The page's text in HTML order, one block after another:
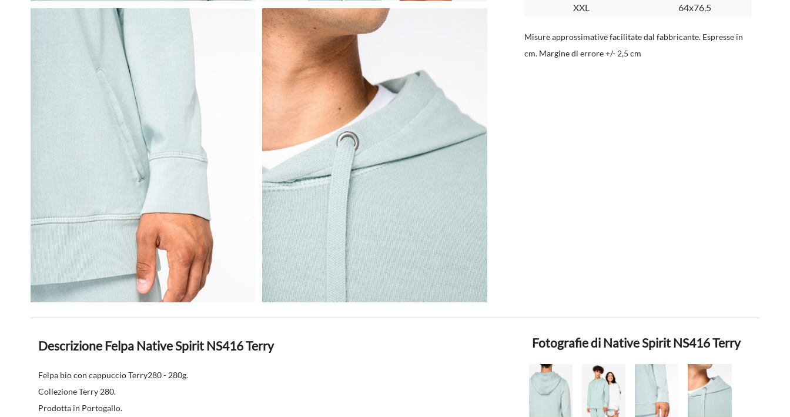
XXL 64x76,5
Misure approssimative facilitate dal fabbricante. Espresse in
cm. Margine di errore +/- 2,5 cm
Descrizione Felpa Native Spirit NS416 Terry
Felpa bio con cappuccio Terry280 - 280g.
Collezione Terry 280.
Prodotta in Portogallo.
Fotografie di Native Spirit NS416 Terry